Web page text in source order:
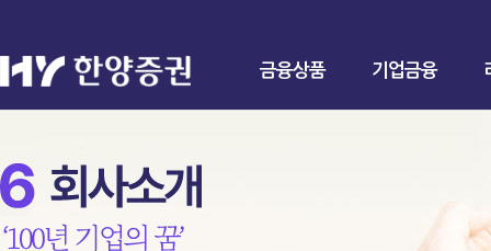
금융상품 기업금융